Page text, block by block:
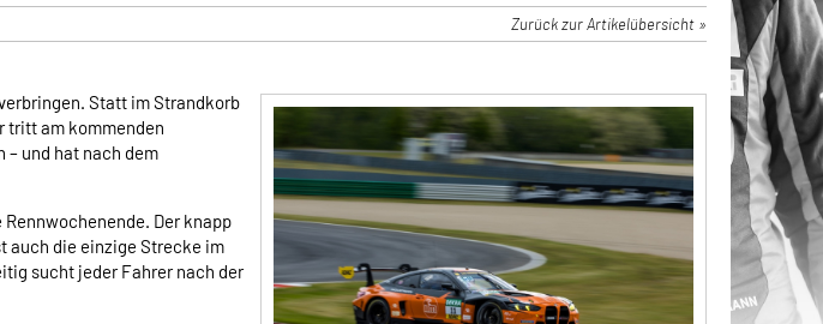
Zurück zur Artikelübersicht »
Statt im Strandkorb
tritt am kommenden
– und hat nach dem
Der knapp
auch die einzige Strecke im
sucht jeder Fahrer nach der